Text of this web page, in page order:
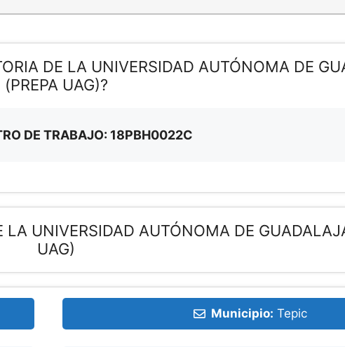
DE LA UNIVERSIDAD AUTÓNOMA DE
(PREPA UAG)?
DE TRABAJO: 18PBH0022C
LA UNIVERSIDAD AUTÓNOMA DE
UAG)
Municipio: Tepic